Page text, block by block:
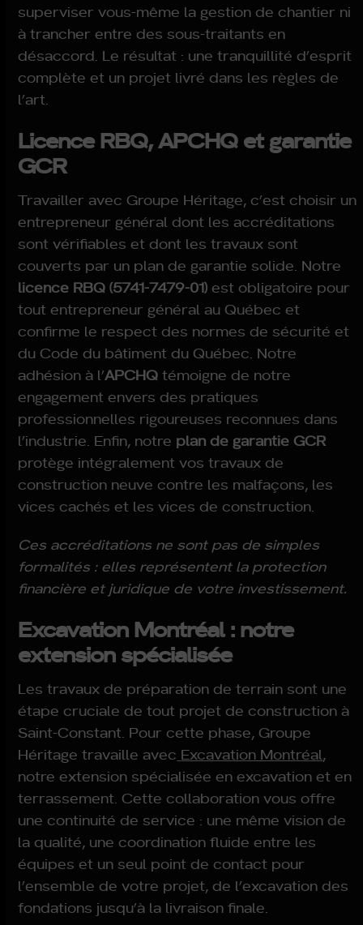
superviser vous-même la gestion de chantier ni
à trancher entre des sous-traitants en
désaccord. Le résultat : une tranquillité d’esprit
complète et un projet livré dans les règles de
l’art.
Licence RBQ, APCHQ et garantie
GCR
Travailler avec Groupe Héritage, c’est choisir un
entrepreneur général dont les accréditations
sont vérifiables et dont les travaux sont
couverts par un plan de garantie solide. Notre
licence RBQ (5741-7479-01) est obligatoire pour
tout entrepreneur général au Québec et
confirme le respect des normes de sécurité et
du Code du bâtiment du Québec. Notre
adhésion à l’APCHQ témoigne de notre
engagement envers des pratiques
professionnelles rigoureuses reconnues dans
l’industrie. Enfin, notre plan de garantie GCR
protège intégralement vos travaux de
construction neuve contre les malfaçons, les
vices cachés et les vices de construction.
Ces accréditations ne sont pas de simples
formalités : elles représentent la protection
financière et juridique de votre investissement.
Excavation Montréal : notre
extension spécialisée
Les travaux de préparation de terrain sont une
étape cruciale de tout projet de construction à
Saint-Constant. Pour cette phase, Groupe
Héritage travaille avec Excavation Montréal,
notre extension spécialisée en excavation et en
terrassement. Cette collaboration vous offre
une continuité de service : une même vision de
la qualité, une coordination fluide entre les
équipes et un seul point de contact pour
l’ensemble de votre projet, de l’excavation des
fondations jusqu’à la livraison finale.